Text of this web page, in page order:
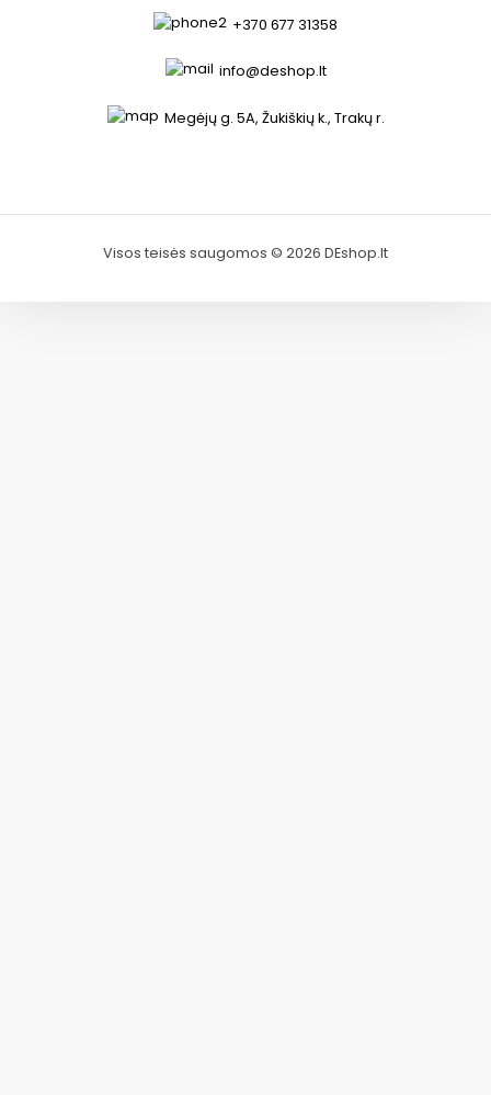
+370 677 31358
info@deshop.lt
Megėjų g. 5A, Žukiškių k., Trakų r.
Visos teisės saugomos © 2026 DEshop.lt